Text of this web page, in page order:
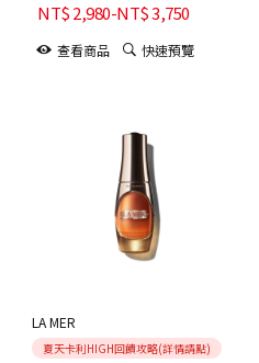
NT$2,980-NT$3,750
查看商品 快速預覽
LA MER
夏天卡利HIGH回饋攻略(詳情請點)